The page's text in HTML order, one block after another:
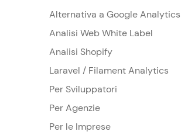
Alternativa a Google Analytics
Analisi Web White Label
Analisi Shopify
Laravel / Filament Analytics
Per Sviluppatori
Per Agenzie
Per le Imprese